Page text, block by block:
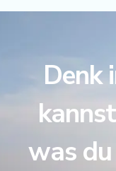
Denk
was